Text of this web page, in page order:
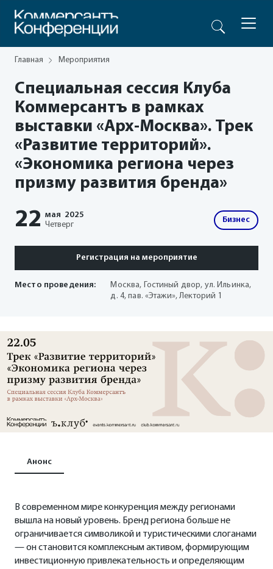
Главная Мероприятия
Специальная сессия Клуба
Коммерсантъ в рамках
выставки «Арх-Москва». Трек
«Развитие территорий».
«Экономика региона через
призму развития бренда»
22 мая 2025
Четверг
Бизнес
Регистрация на мероприятие
Место проведения:
Москва, Гостиный двор, ул. Ильинка,
д. 4, пав. «Этажи», Лекторий 1
Анонс
В современном мире конкуренция между регионами
вышла на новый уровень. Бренд региона больше не
ограничивается символикой и туристическими слоганами
— он становится комплексным активом, формирующим
инвестиционную привлекательность и определяющим